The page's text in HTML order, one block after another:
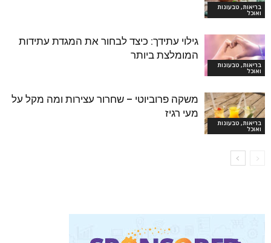
בריאות, טבעונות
ואוכל
בריאות, טבעונות
ואוכל
גילוי עתידך: כיצד לבחור את המגדת עתידות
המומלצת ביותר
בריאות, טבעונות
ואוכל
משקה פרוביוטי – שחרור עצירות ומה מקל על
מעי רגיז